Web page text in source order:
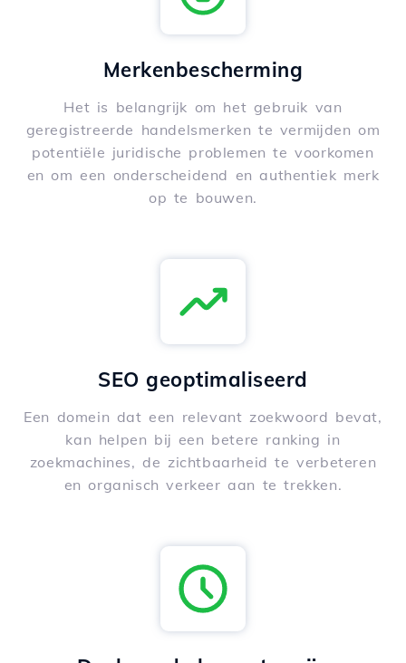
Merkenbescherming
Het is belangrijk om het gebruik van
geregistreerde handelsmerken te vermijden om
potentiële juridische problemen te voorkomen
en om een onderscheidend en authentiek merk
op te bouwen.
SEO geoptimaliseerd
Een domein dat een relevant zoekwoord bevat,
kan helpen bij een betere ranking in
zoekmachines, de zichtbaarheid te verbeteren
en organisch verkeer aan te trekken.